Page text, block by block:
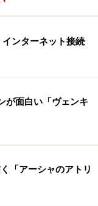
容量にボーカルを
タジアではない
ではなんとオペ
来ればもう何も言
る。
るようになってく
ンターネット接続
が面白い「ヴェンキ
「アーシャのアトリ